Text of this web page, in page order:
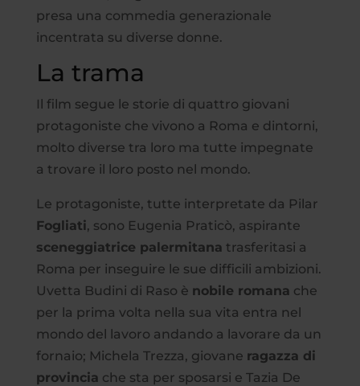
presa una commedia generazionale
incentrata su diverse donne.
La trama
Il film segue le storie di quattro giovani
protagoniste che vivono a Roma e dintorni,
molto diverse tra loro ma tutte impegnate
a trovare il loro posto nel mondo.
Le protagoniste, tutte interpretate da Pilar
Fogliati, sono Eugenia Praticò, aspirante
sceneggiatrice palermitana trasferitasi a
Roma per inseguire le sue difficili ambizioni.
Uvetta Budini di Raso è nobile romana che
per la prima volta nella sua vita entra nel
mondo del lavoro andando a lavorare da un
fornaio; Michela Trezza, giovane ragazza di
provincia che sta per sposarsi e Tazia De